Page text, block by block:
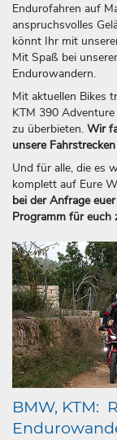
Endurofahren auf
anspruchsvolles
könnt Ihr mit
Mit Spaß bei
Endurowandern.
Mit aktuellen Bikes
KTM 390
zu überbieten. Wir
unsere
Und für alle, die es
komplett auf Eure
bei der Anfrage
Programm für euch
BMW, KTM: